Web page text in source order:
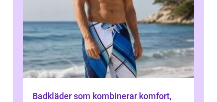
Badkläder som kombinerar komfort,